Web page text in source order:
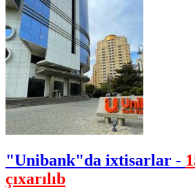
"Unibank"da ixtisarlar -
çıxarılıb